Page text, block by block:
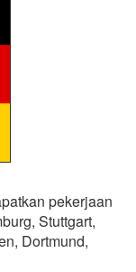
pekerjaan
Stuttgart,
Dortmund,